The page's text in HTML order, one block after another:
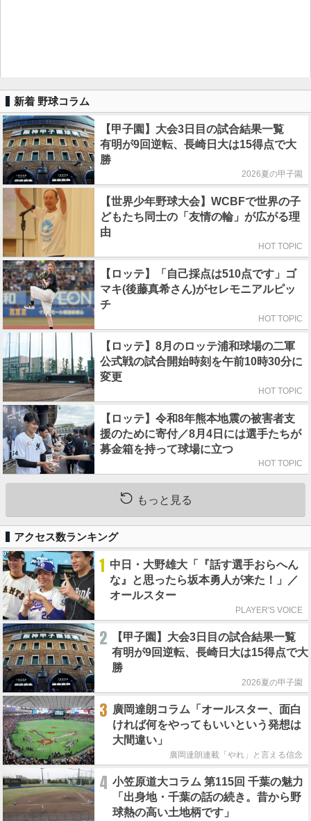
新着 野球コラム
【甲子園】大会3日目の試合結果一覧
有明が9回逆転、長崎日大は15得点で大
勝
2026夏の甲子園
【世界少年野球大会】WCBFで世界の子
どもたち同士の「友情の輪」が広がる理
由
HOT TOPIC
【ロッテ】「自己採点は510点です」ゴ
マキ(後藤真希さん)がセレモニアルピッ
チ
HOT TOPIC
【ロッテ】8月のロッテ浦和球場の二軍
公式戦の試合開始時刻を午前10時30分に
変更
HOT TOPIC
【ロッテ】令和8年熊本地震の被害者支
援のために寄付／8月4日には選手たちが
募金箱を持って球場に立つ
HOT TOPIC
もっと見る
アクセス数ランキング
1 中日・大野雄大「『話す選手おらへん
な』と思ったら坂本勇人が来た！」／
オールスター
PLAYER'S VOICE
2
【甲子園】大会3日目の試合結果一覧
有明が9回逆転、長崎日大は15得点で大
勝
2026夏の甲子園
3 廣岡達朗コラム「オールスター、面白
ければ何をやってもいいという発想は
大間違い」
廣岡達朗連載「やれ」と言える信念
4 小笠原道大コラム 第115回 千葉の魅力
「出身地・千葉の話の続き。昔から野
球熱の高い土地柄です」